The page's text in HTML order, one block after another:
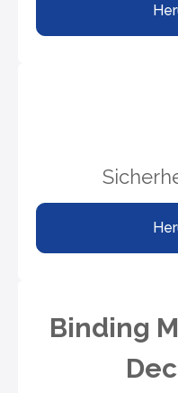
Binding